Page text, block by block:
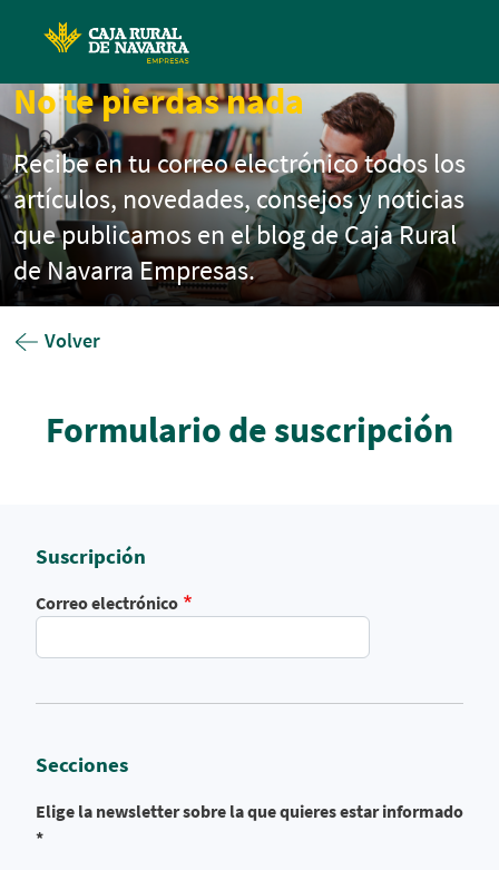
No te pierdas nada
Recibe en tu correo electrónico todos los
artículos, novedades, consejos y noticias
que publicamos en el blog de Caja Rural
de Navarra Empresas.
Volver
Formulario de suscripción
Suscripción
Correo electrónico
Secciones
Elige la newsletter sobre la que quieres estar informado
*